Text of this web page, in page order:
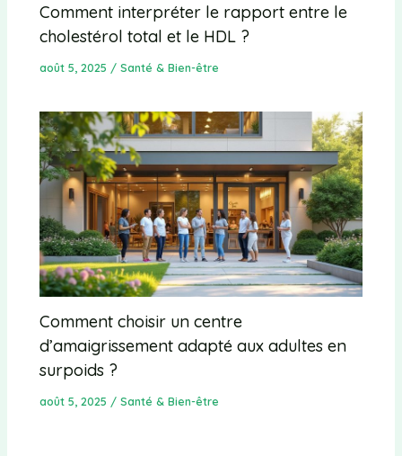
Comment interpréter le rapport entre le
cholestérol total et le HDL ?
août 5, 2025 /Santé & Bien-être
Comment choisir un centre
d’amaigrissement adapté aux adultes en
surpoids ?
août 5, 2025 /Santé & Bien-être